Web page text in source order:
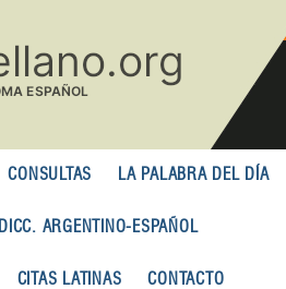
CONSULTAS LA PALABRA DEL DÍA
DICC. ARGENTINO-ESPAÑOL
CITAS LATINAS CONTACTO